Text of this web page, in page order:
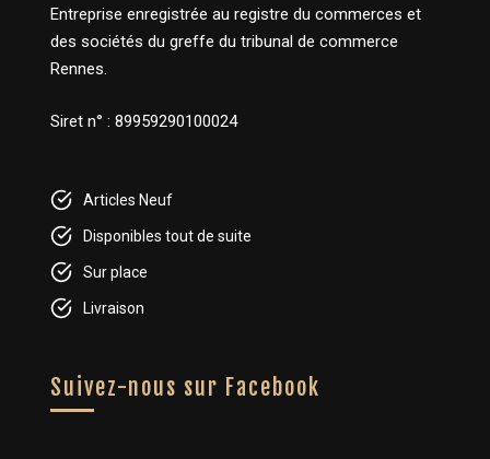
Entreprise enregistrée au registre du commerces et
des sociétés du greffe du tribunal de commerce
Rennes.
Siret n° : 89959290100024
Articles Neuf
Disponibles tout de suite
Sur place
Livraison
Suivez-nous sur Facebook